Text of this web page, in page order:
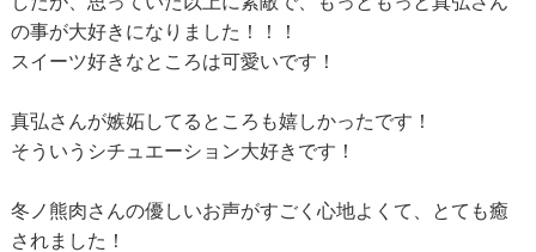
の事が大好きになりました！！！
スイーツ好きなところは可愛いです！
真弘さんが嫉妬してるところも嬉しかったです！
そういうシチュエーション大好きです！
冬ノ熊肉さんの優しいお声がすごく心地よくて、とても癒
されました！